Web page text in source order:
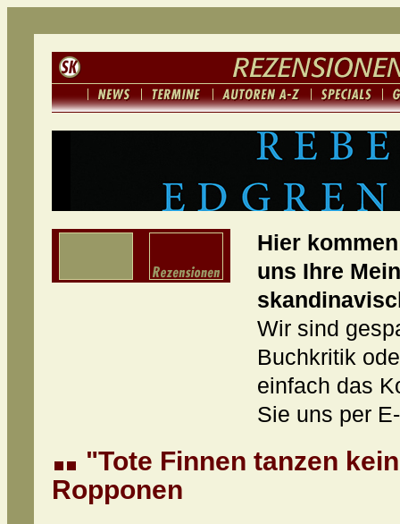
Hier
uns Ihre
Wir sind
Buchkritik
einfach das
Sie uns per
"Tote Finnen tanzen
Ropponen